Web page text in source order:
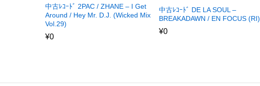
中古ﾚｺｰﾄﾞ 2PAC / ZHANE – I Get
Around / Hey Mr. D.J. (Wicked Mix
Vol.29)
¥0
中古ﾚｺｰﾄﾞ DE LA SOUL –
BREAKADAWN / EN FOCUS (RI)
¥0